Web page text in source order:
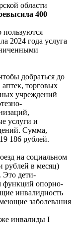
области
400
2024 года услуга
добраться до
торговых
учреждений
услуги и
Сумма,
186 рублей.
на социальном
рублей в месяц)
Это дети-
функций опорно-
инвалидность
заболевания
инвалиды I